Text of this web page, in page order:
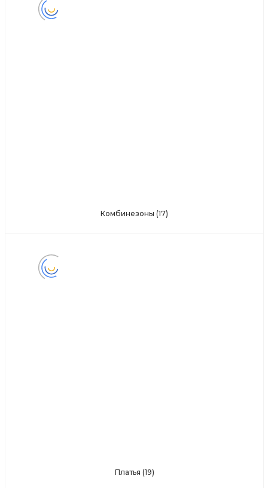
Комбинезоны (17)
Платья (19)